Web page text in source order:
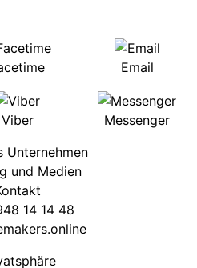
Email
Viber
Messenger
Unternehmen
und Medien
14 14 48